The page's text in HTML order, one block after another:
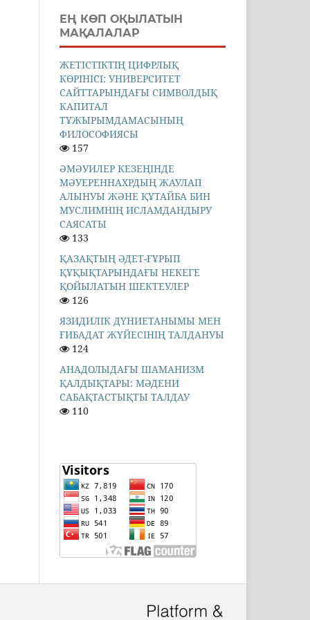
ЕҢ КӨП ОҚЫЛАТЫН
МАҚАЛАЛАР
ЖЕТІСТІКТІҢ ЦИФРЛЫҚ
КӨРІНІСІ: УНИВЕРСИТЕТ
САЙТТАРЫНДАҒЫ СИМВОЛДЫҚ
КАПИТАЛ
ТҰЖЫРЫМДАМАСЫНЫҢ
ФИЛОСОФИЯСЫ
157
ӘМӘУИЛЕР КЕЗЕҢІНДЕ
МӘУЕРЕННАХРДЫҢ ЖАУЛАП
АЛЫНУЫ ЖӘНЕ ҚҰТАЙБА БИН
МУСЛИМНІҢ ИСЛАМДАНДЫРУ
САЯСАТЫ
133
ҚАЗАҚТЫҢ ӘДЕТ-ҒҰРЫП
ҚҰҚЫҚТАРЫНДАҒЫ НЕКЕГЕ
ҚОЙЫЛАТЫН ШЕКТЕУЛЕР
126
ЯЗИДИЛІК ДҮНИЕТАНЫМЫ МЕН
ҒИБАДАТ ЖҮЙЕСІНІҢ ТАЛДАНУЫ
124
АНАДОЛЫДАҒЫ ШАМАНИЗМ
ҚАЛДЫҚТАРЫ: МӘДЕНИ
САБАҚТАСТЫҚТЫ ТАЛДАУ
110